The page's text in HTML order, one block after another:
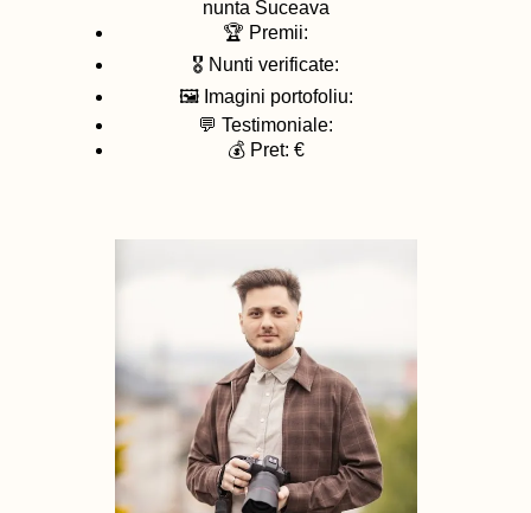
nunta Suceava
🏆 Premii:
🎖️ Nunti verificate:
🖼️ Imagini portofoliu:
💬 Testimoniale:
💰 Pret: €